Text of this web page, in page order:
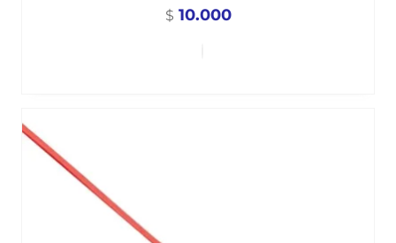
$ 10.000